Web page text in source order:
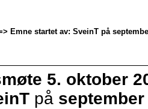
Emne startet av: SveinT på
5. oktober
på september